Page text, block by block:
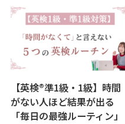
【英検®準1級・1級】時間
がない人ほど結果が出る
「毎日の最強ルーティン」